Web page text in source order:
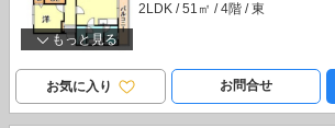
もっと見る
2LDK / 51㎡ / 4階 / 東
お気に入り お問合せ